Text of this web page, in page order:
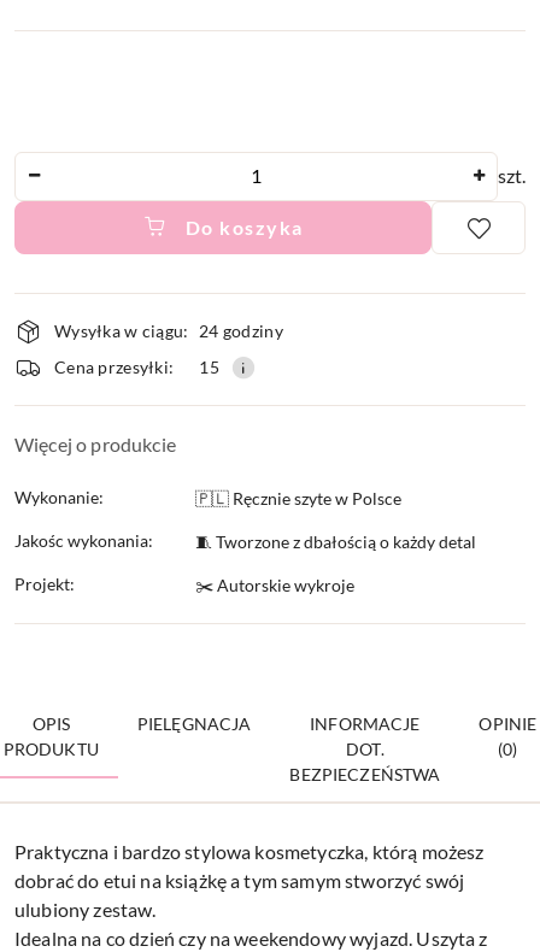
szt.
Do koszyka
i
dostawa
Wysyłka w ciągu:
24 godziny
Cena przesyłki:
15
Więcej o produkcie
Wykonanie: 🇵🇱 Ręcznie szyte w Polsce
Jakośc wykonania: 🧵 Tworzone z dbałością o każdy detal
Projekt: ✂️ Autorskie wykroje
OPIS
PRODUKTU
PIELĘGNACJA
INFORMACJE
DOT.
BEZPIECZEŃSTWA
OPINIE
(0)
Praktyczna i bardzo stylowa kosmetyczka, którą możesz
dobrać do etui na książkę a tym samym stworzyć swój
ulubiony zestaw.
Idealna na co dzień czy na weekendowy wyjazd. Uszyta z